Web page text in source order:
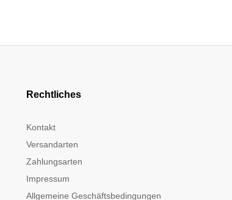
Rechtliches
Kontakt
Versandarten
Zahlungsarten
Impressum
Allgemeine Geschäftsbedingungen